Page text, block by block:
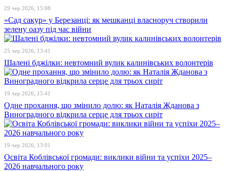
29 чер 2026, 15:08
«Сад сакур» у Березанці: як мешканці власноруч створили
зелену оазу під час війни
25 чер 2026, 13:41
Шалені бджілки: невтомний вулик калинівських волонтерів
19 чер 2026, 15:41
Одне прохання, що змінило долю: як Наталія Жданова з
Виноградного відкрила серце для трьох сиріт
19 чер 2026, 13:01
Освіта Коблівської громади: виклики війни та успіхи 2025–
2026 навчального року